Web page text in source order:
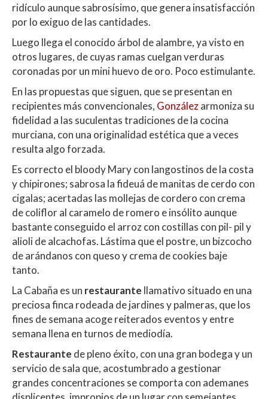
ridículo aunque sabrosísimo, que genera insatisfacción
por lo exiguo de las cantidades.
Luego llega el conocido árbol de alambre, ya visto en
otros lugares, de cuyas ramas cuelgan verduras
coronadas por un mini huevo de oro. Poco estimulante.
En las propuestas que siguen, que se presentan en
recipientes más convencionales, Gonzálezarmoniza su
fidelidad a las suculentas tradiciones de la cocina
murciana, con una originalidad estética que a veces
resulta algo forzada.
Es correcto el bloody Mary con langostinos de la costa
y chipirones; sabrosa la fideuá de manitas de cerdo con
cigalas; acertadas las mollejas de cordero con crema
de coliflor al caramelo de romero e insólito aunque
bastante conseguido el arroz con costillas con pil- pil y
alioli de alcachofas. Lástima que el postre, un bizcocho
de arándanos con queso y crema de cookies baje
tanto.
La Cabaña es un restaurante llamativo situado en una
preciosa finca rodeada de jardines y palmeras, que los
fines de semana acoge reiterados eventos y entre
semana llena en turnos de mediodía.
Restaurante de pleno éxito, con una gran bodega y un
servicio de sala que, acostumbrado a gestionar
grandes concentraciones se comporta con ademanes